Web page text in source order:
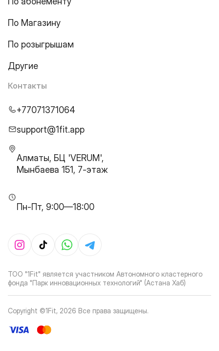
По Магазину
По розыгрышам
Другие
Контакты
+77071371064
support@1fit.app
Алматы, БЦ 'VERUM',
Мынбаева 151, 7-этаж
Пн-Пт, 9:00—18:00
ТОО "1Fit" является участником Автономного кластерного
фонда "Парк инновационных технологий" (Астана Хаб)
Copyright ©1Fit, 2026 Все права защищены.